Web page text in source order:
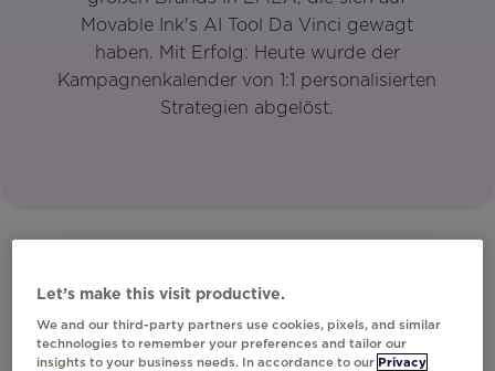
Movable Ink's AI Tool Da Vinci gewagt
haben. Mit Erfolg: Heute wurde der
Kampagnenkalender von 1:1 personalisierten
Strategien abgelöst.
Let’s make this visit productive.
We and our third-party partners use cookies, pixels, and similar
technologies to remember your preferences and tailor our
insights to your business needs. In accordance to our Privacy